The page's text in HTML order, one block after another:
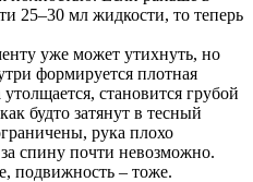
25–30 мл жидкости, то теперь
уже может утихнуть, но
формируется плотная
становится грубой
будто затянут в тесный
рука плохо
спину почти невозможно.
подвижность – тоже.